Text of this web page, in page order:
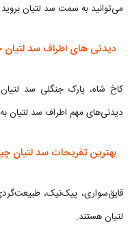
می‌توانید به سمت سد لتیان بروید.
دیدنی های اطراف سد
کاخ شاه، پارک جنگلی سد
دیدنی‌های مهم اطراف سد لتیان
بهترین تفریحات سد لتیان
قایق‌سواری، پیک‌نیک،
لتیان هستند.